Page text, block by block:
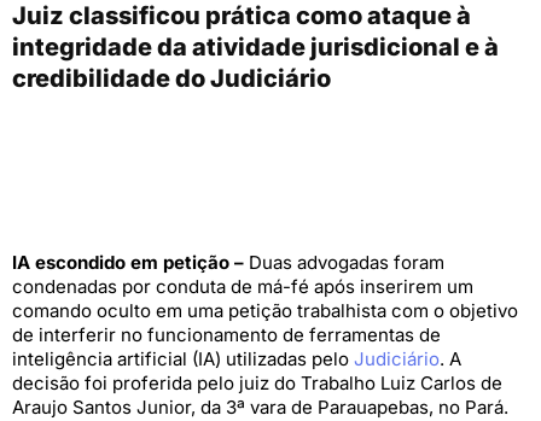
Juiz classificou prática como ataque à
integridade da atividade jurisdicional e à
credibilidade do Judiciário
IA escondido em petição – Duas advogadas foram
condenadas por conduta de má-fé após inserirem um
comando oculto em uma petição trabalhista com o objetivo
de interferir no funcionamento de ferramentas de
inteligência artificial (IA) utilizadas pelo Judiciário. A
decisão foi proferida pelo juiz do Trabalho Luiz Carlos de
Araujo Santos Junior, da 3ª vara de Parauapebas, no Pará.